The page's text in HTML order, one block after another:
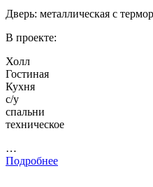
Дверь: металлическая с
В проекте:
Холл
Гостиная
Кухня
с/у
спальни
техническое
…
Подробнее